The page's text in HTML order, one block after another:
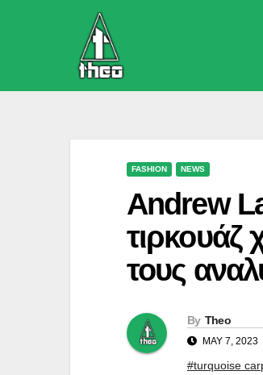
FASHION NEWS
Andrew
τιρκουάζ
τους
By Theo
MAY 7, 2023
#turquoise